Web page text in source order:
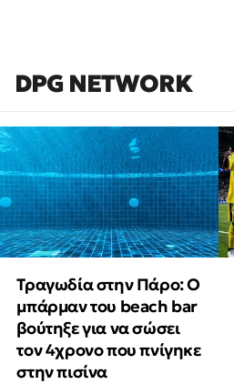
DPG NETWORK
Τραγωδία στην Πάρο: Ο
μπάρμαν του beach bar
βούτηξε για να σώσει
τον 4χρονο που πνίγηκε
στην πισίνα